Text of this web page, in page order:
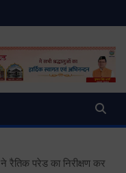
रैतिक परेड का निरीक्षण कर